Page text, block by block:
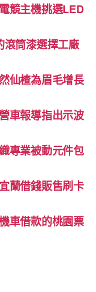
競主機挑選LED
筒漆選擇工廠
仙楂為眉毛增長
車報導指出示波
專業被動元件包
蘭借錢販售刷卡
車借款的桃園票